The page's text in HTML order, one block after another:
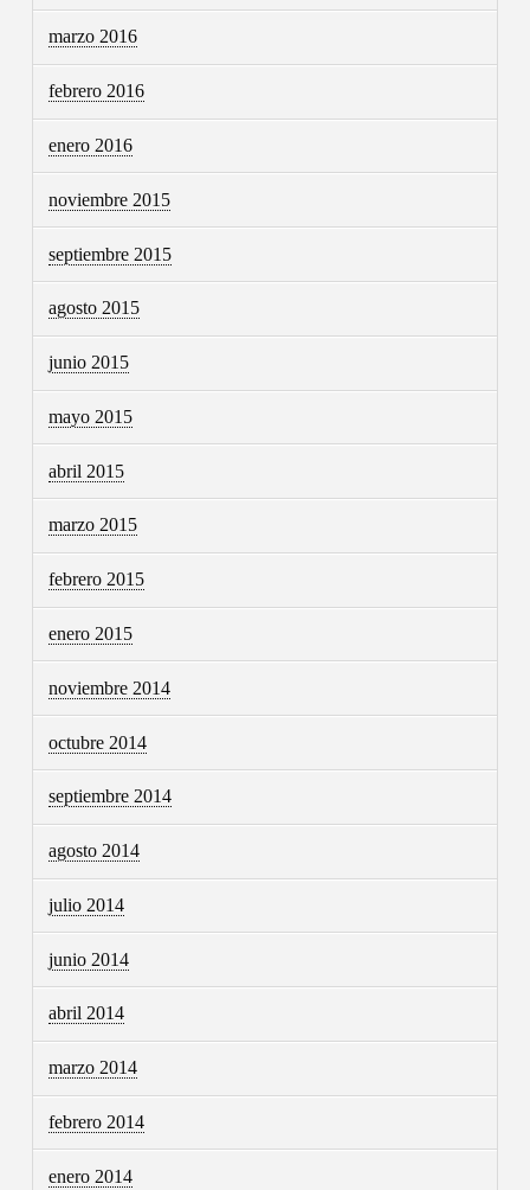
marzo 2016
febrero 2016
enero 2016
noviembre 2015
septiembre 2015
agosto 2015
junio 2015
mayo 2015
abril 2015
marzo 2015
febrero 2015
enero 2015
noviembre 2014
octubre 2014
septiembre 2014
agosto 2014
julio 2014
junio 2014
abril 2014
marzo 2014
febrero 2014
enero 2014